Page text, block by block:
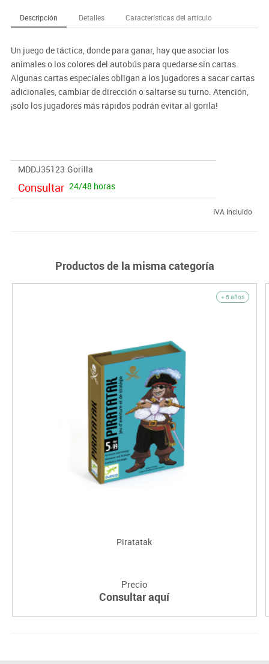
Descripción Detalles Características del artículo
Un juego de táctica, donde para ganar, hay que asociar los
animales o los colores del autobús para quedarse sin cartas.
Algunas cartas especiales obligan a los jugadores a sacar cartas
adicionales, cambiar de dirección o saltarse su turno. Atención,
¡solo los jugadores más rápidos podrán evitar al gorila!
· Tiempo de partida:20 minutos.
MDDJ35123 Gorilla
24/48 horas
Consultar
IVA incluido
Productos de la misma categoría
+ 5 años
Piratatak
Precio
Consultar aquí